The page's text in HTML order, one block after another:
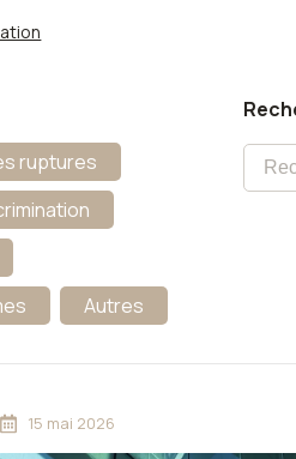
ruptures
Autres
15 mai 2026